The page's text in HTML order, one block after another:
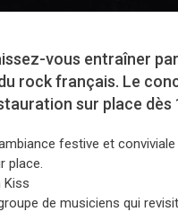
vous entraîner
rock français. Le
sur place dès
festive et
place.
Kiss
de musiciens qui